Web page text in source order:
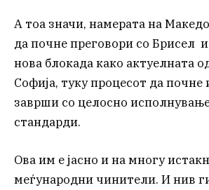
А тоа значи, намерата на
да почне преговори со Брисел
нова блокада како актуелната
Софија, туку процесот да
заврши со целосно
стандарди.
Ова им е јасно и на многу
меѓународни чинители. И нив